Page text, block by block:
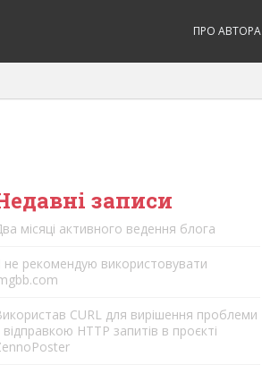
ПРО АВТОРА
записи
місяці активного ведення блога
не рекомендую використовувати
CURL для вирішення проблеми
відправкою HTTP запитів в проєкті